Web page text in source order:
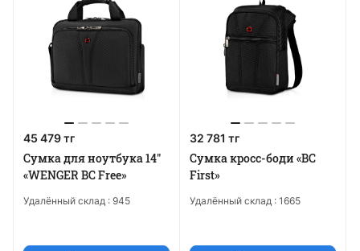
45 479 тг
Сумка для ноутбука 14"
«WENGER BC Free»
Удалённый склад : 945
32 781 тг
Сумка кросс-боди «BC
First»
Удалённый склад : 1665